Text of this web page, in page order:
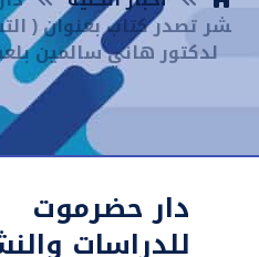
شر تصدر كتاب بعنوان (
لدكتور هاني سالمين
دار حضرموت
للدراسات